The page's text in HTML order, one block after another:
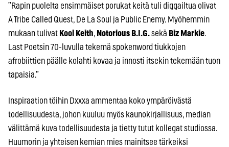
”Rapin puolelta ensimmäiset porukat keitä tuli diggailtua olivat
A Tribe Called Quest, De La Soul ja Public Enemy. Myöhemmin
mukaan tulivat Kool Keith, Notorious B.I.G.sekä Biz Markie.
Last Poetsin 70-luvulla tekemä spokenword tiukkojen
afrobiittien päälle kolahti kovaa ja innosti itsekin tekemään tuon
tapaisia.”
Inspiraation töihin Dxxxa ammentaa koko ympäröivästä
todellisuudesta, johon kuuluu myös kaunokirjallisuus, median
välittämä kuva todellisuudesta ja tietty tutut kollegat studiossa.
Huumorin ja yhteisen kemian mies mainitsee tärkeiksi